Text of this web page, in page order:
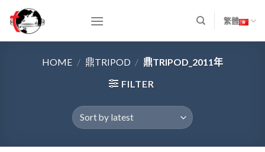
content
繁體
HOME / 鼎TRIPOD / 鼎TRIPOD_2011年
FILTER